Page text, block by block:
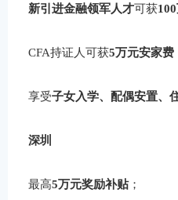
新引进金融领军人才可获
CFA持证人可获5万元安家费
享受子女入学、配偶安置、
深圳
最高5万元奖励补贴；